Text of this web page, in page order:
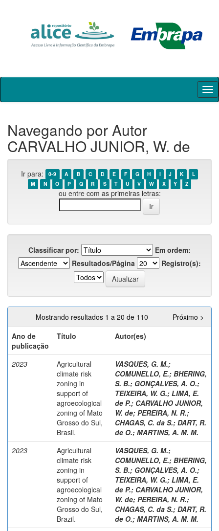
Skip
Navegando por Autor
CARVALHO JUNIOR, W. de
Ir para: 0-9 A B C D E F G H I J K
L
M
N O P Q R S T U V W X Y Z
ou entre com as primeiras letras:
Classificar por:
Em ordem:
Resultados/Página
Registro(s):
Mostrando resultados 1 a 20 de 110
Próximo >
Ano de
publicação
Título Autor(es)
2023
Agricultural
climate risk
zoning in
support of
agroecological
zoning of Mato
Grosso do Sul,
Brasil.
VASQUES, G. M.;
COMUNELLO, E.; BHERING,
S. B.; GONÇALVES, A. O.;
TEIXEIRA, W. G.; LIMA, E.
de P.; CARVALHO JUNIOR,
W. de; PEREIRA, N. R.;
CHAGAS, C. da S.; DART, R.
de O.; MARTINS, A. M. M.
2023
Agricultural
climate risk
zoning in
support of
agroecological
zoning of Mato
Grosso do Sul,
Brazil.
VASQUES, G. M.;
COMUNELLO, E.; BHERING,
S. B.; GONÇALVES, A. O.;
TEIXEIRA, W. G.; LIMA, E.
de P.; CARVALHO JUNIOR,
W. de; PEREIRA, N. R.;
CHAGAS, C. da S.; DART, R.
de O.; MARTINS, A. M. M.